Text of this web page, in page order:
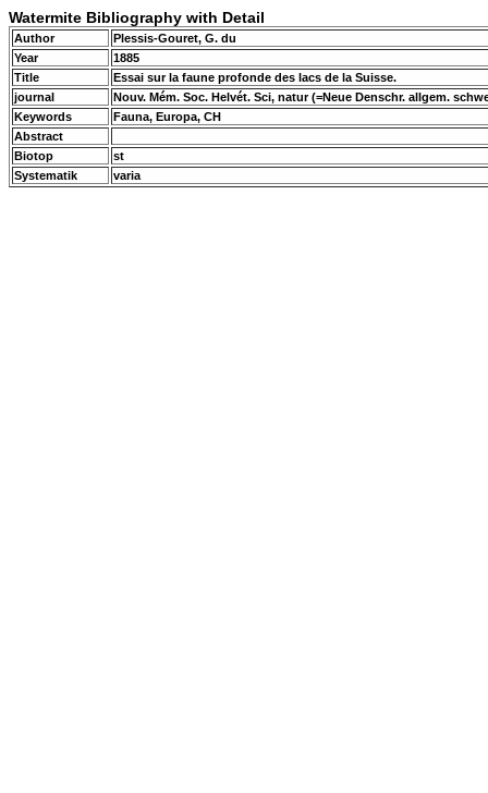
Watermite Bibliography with Detail
Author
Plessis-Gouret, G. du
Year
1885
Title
Essai sur la faune profonde des lacs de la Suisse.
journal
Nouv. Mém. Soc. Helvét. Sci, natur (=Neue Denschr. allgem.
Keywords
Fauna, Europa, CH
Abstract
Biotop
st
Systematik
varia